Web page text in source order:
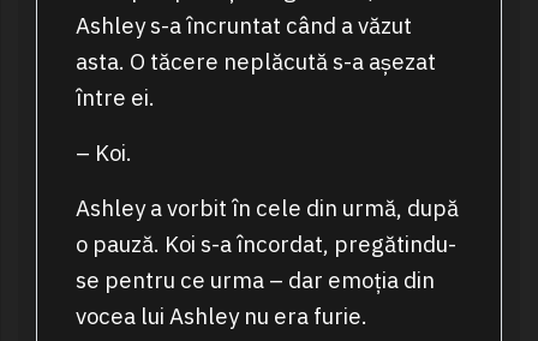
Ashley s-a încruntat când a văzut
asta. O tăcere neplăcută s-a așezat
între ei.
– Koi.
Ashley a vorbit în cele din urmă, după
o pauză. Koi s-a încordat, pregătindu-
se pentru ce urma – dar emoția din
vocea lui Ashley nu era furie.